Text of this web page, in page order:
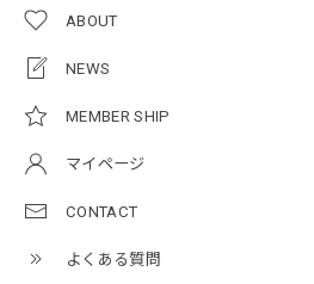
ABOUT
NEWS
MEMBER SHIP
マイページ
CONTACT
よくある質問